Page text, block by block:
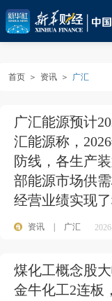
首页 ＞ 资讯 ＞ 广汇
广汇能源预计
汇能源称，
防线，各生产
部能源市场供
经营业绩实现了
资讯 广汇
煤化工概念股
金牛化工2连板